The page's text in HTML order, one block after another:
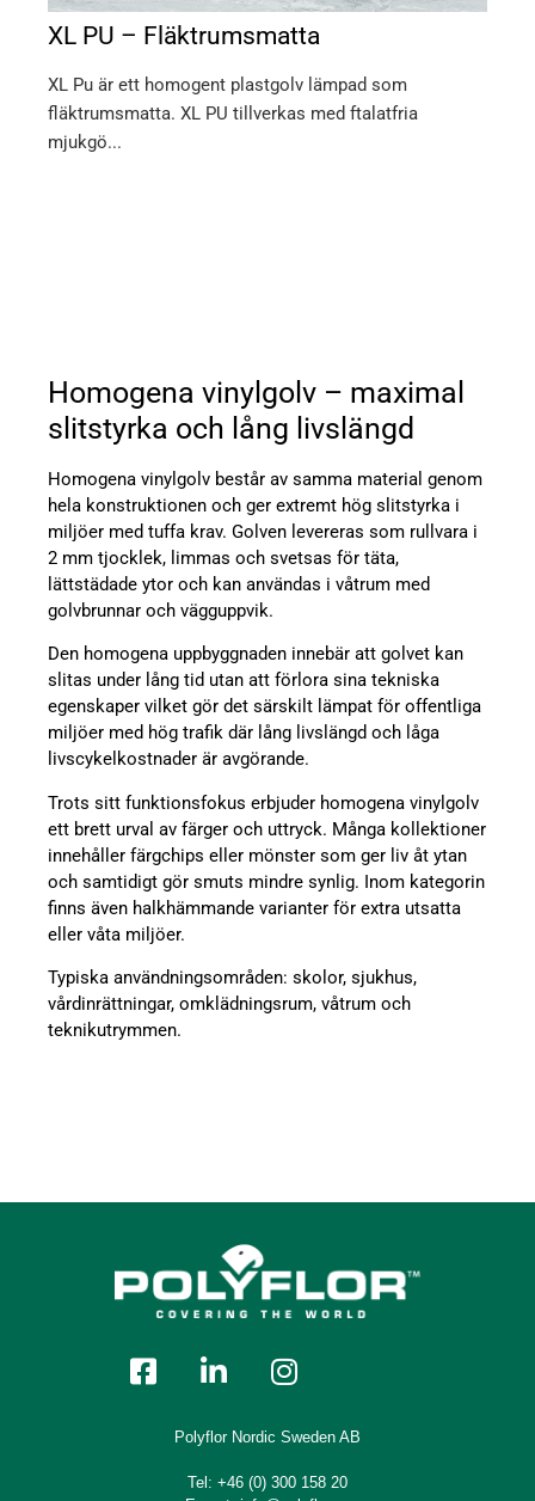
XL PU – Fläktrumsmatta
XL Pu är ett homogent plastgolv lämpad som
fläktrumsmatta. XL PU tillverkas med ftalatfria
mjukgö...
Homogena vinylgolv – maximal
slitstyrka och lång livslängd
Homogena vinylgolv består av samma material genom
hela konstruktionen och ger extremt hög slitstyrka i
miljöer med tuffa krav. Golven levereras som rullvara i
2 mm tjocklek, limmas och svetsas för täta,
lättstädade ytor och kan användas i våtrum med
golvbrunnar och vägguppvik.
Den homogena uppbyggnaden innebär att golvet kan
slitas under lång tid utan att förlora sina tekniska
egenskaper vilket gör det särskilt lämpat för offentliga
miljöer med hög trafik där lång livslängd och låga
livscykelkostnader är avgörande.
Trots sitt funktionsfokus erbjuder homogena vinylgolv
ett brett urval av färger och uttryck. Många kollektioner
innehåller färgchips eller mönster som ger liv åt ytan
och samtidigt gör smuts mindre synlig. Inom kategorin
finns även halkhämmande varianter för extra utsatta
eller våta miljöer.
Typiska användningsområden: skolor, sjukhus,
vårdinrättningar, omklädningsrum, våtrum och
teknikutrymmen.
Polyflor Nordic Sweden AB
Tel: +46 (0) 300 158 20